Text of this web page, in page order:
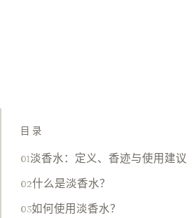
目录
淡香水：定义、香迹与使用建议
什么是淡香水？
如何使用淡香水？